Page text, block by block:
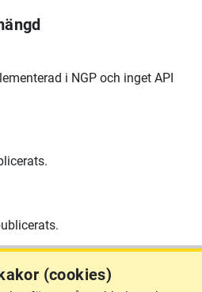
i NGP och inget API
(cookies)